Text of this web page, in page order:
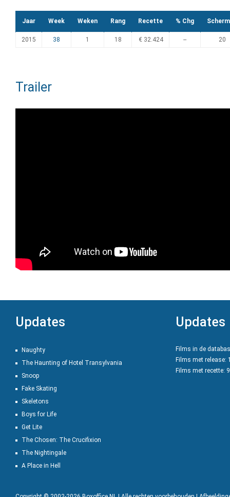
Jaar Week Weken Rang Recette % Chg
2015 38 1 18 € 32.424 -- 20
Trailer
Updates
Naughty
The Haunting of Hotel Transylvania
Snoop
Fake Skating
Skeletons
Boys for Life
Get Lite
The Chosen: The Crucifixion
The Nightingale
A Place in Hell
Updates
Films in de
Films met release:
Films met recette: